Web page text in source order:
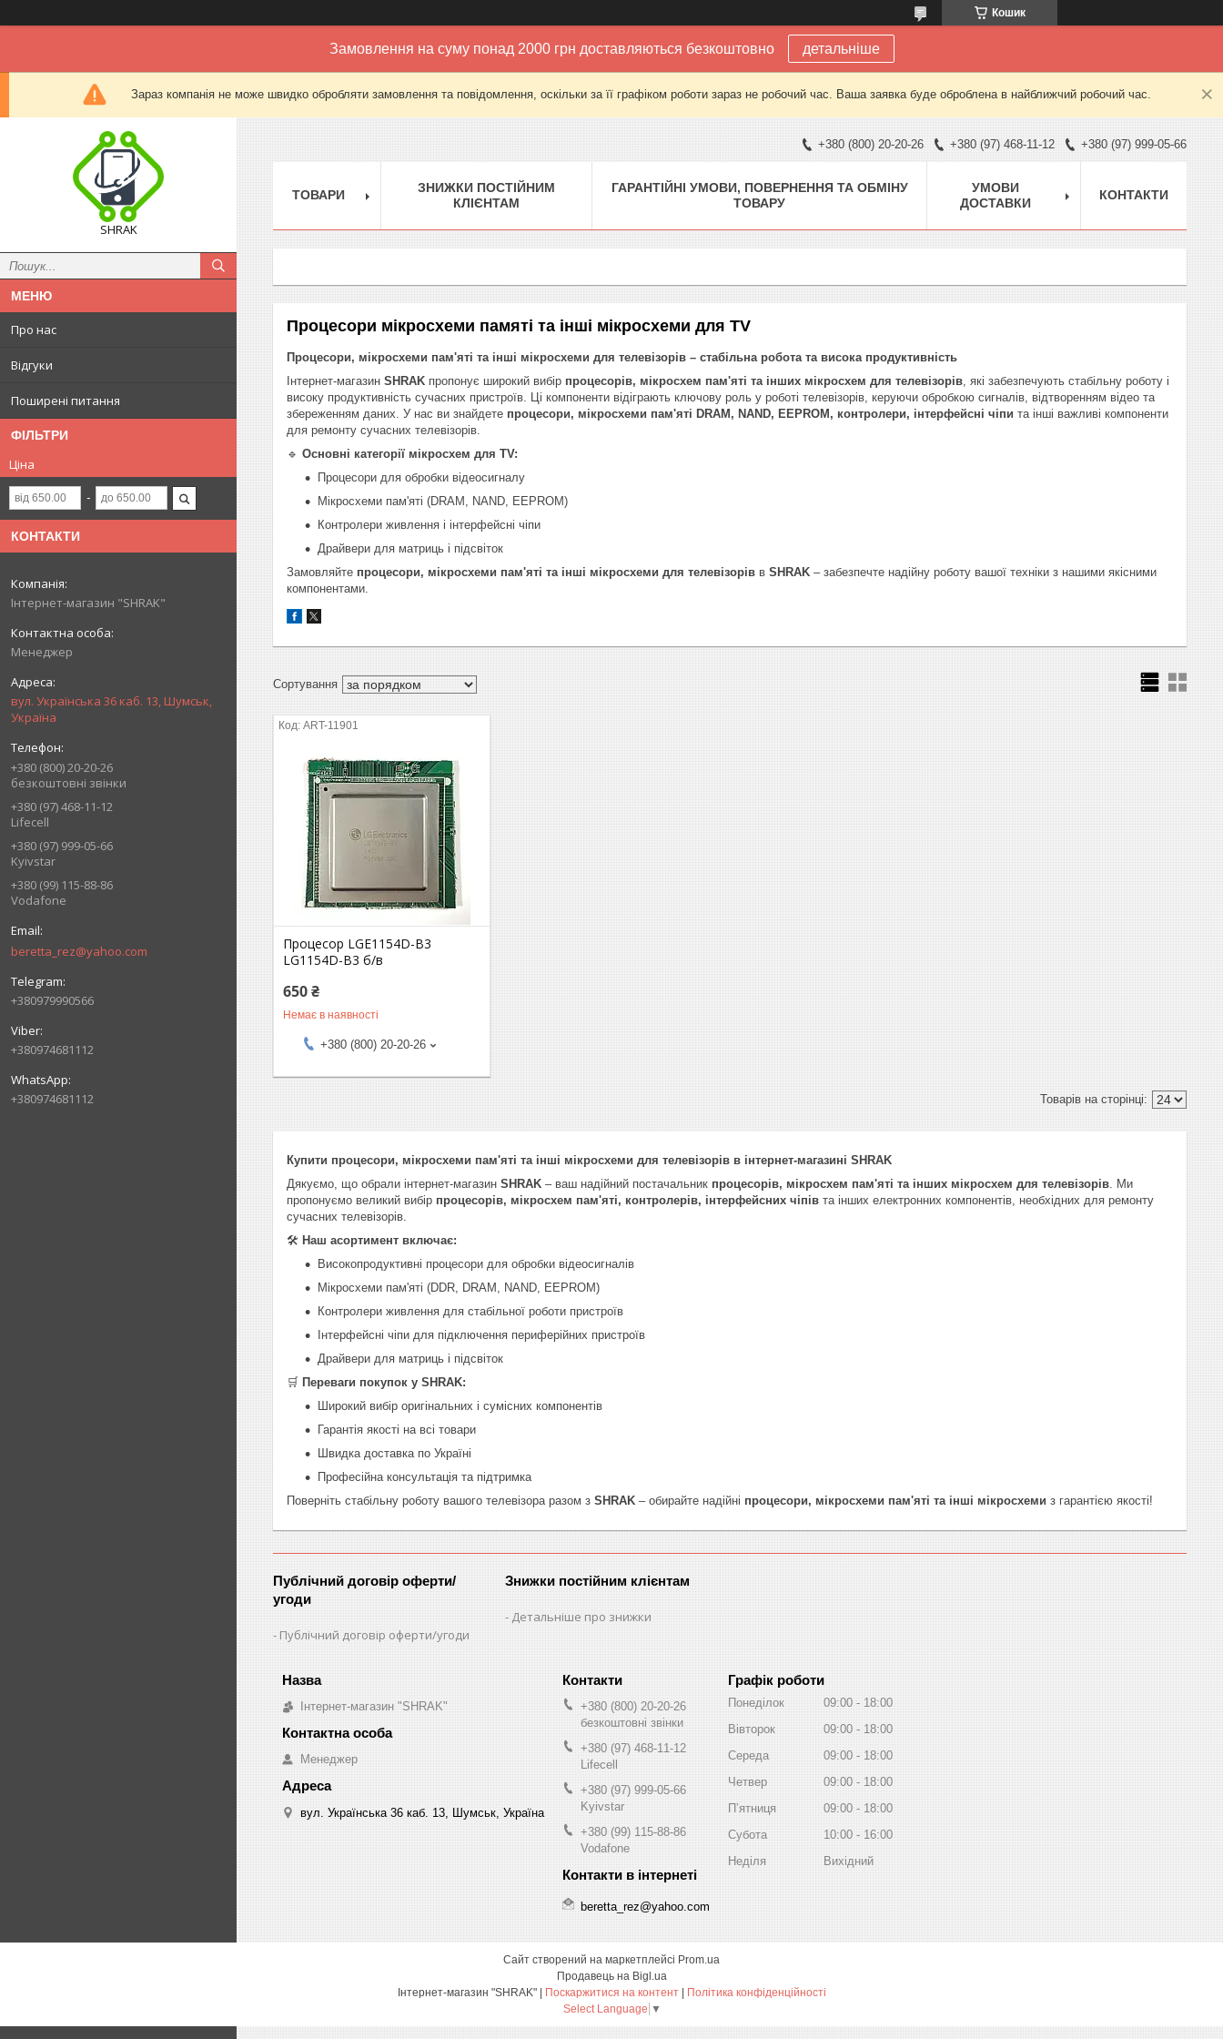
Кошик
Замовлення на суму понад 2000 грн доставляються безкоштовно детальніше
Зараз компанія не може швидко обробляти замовлення та повідомлення, оскільки за її графіком роботи зараз не робочий час. Ваша заявка буде оброблена в найближчий робочий час.
SHRAK
Про нас
Відгуки
Поширені питання
ФІЛЬТРИ
Ціна
КОНТАКТИ
Інтернет-магазин "SHRAK"
Менеджер
вул. Українська 36 каб. 13, Шумськ,
Україна
+380 (800) 20-20-26
безкоштовні звінки
+380 (97) 468-11-12
Lifecell
+380 (97) 999-05-66
Kyivstar
+380 (99) 115-88-86
Vodafone
beretta_rez@yahoo.com
+380979990566
+380974681112
+380974681112
+380 (800) 20-20-26 +380 (97) 468-11-12 +380 (97) 999-05-66
ТОВАРИ
ЗНИЖКИ ПОСТІЙНИМ
КЛІЄНТАМ
ГАРАНТІЙНІ УМОВИ, ПОВЕРНЕННЯ ТА ОБМІНУ
ТОВАРУ
УМОВИ
ДОСТАВКИ
КОНТАКТИ
Процесори мікросхеми памяті та інші мікросхеми для TV
Процесори, мікросхеми пам'яті та інші мікросхеми для телевізорів – стабільна робота та висока продуктивність
Інтернет-магазин SHRAK пропонує широкий вибір процесорів, мікросхем пам'яті та інших мікросхем для телевізорів , які забезпечують стабільну роботу і
високу продуктивність сучасних пристроїв. Ці компоненти відіграють ключову роль у роботі телевізорів, керуючи обробкою сигналів, відтворенням відео та
збереженням даних. У нас ви знайдете процесори, мікросхеми пам'яті DRAM, NAND, EEPROM, контролери, інтерфейсні чіпи та інші важливі компоненти
для ремонту сучасних телевізорів.
🔹 Основні категорії мікросхем для TV:
Процесори для обробки відеосигналу
Мікросхеми пам'яті (DRAM, NAND, EEPROM)
Контролери живлення і інтерфейсні чіпи
Драйвери для матриць і підсвіток
Замовляйте процесори, мікросхеми пам'яті та інші мікросхеми для телевізорів в SHRAK – забезпечте надійну роботу вашої техніки з нашими якісними
компонентами.
ART-11901
Процесор LGE1154D-B3
LG1154D-B3 б/в
650 ₴
Немає в наявності
+380 (800) 20-20-26
Купити процесори, мікросхеми пам'яті та інші мікросхеми для телевізорів в інтернет-магазині SHRAK
Дякуємо, що обрали інтернет-магазин SHRAK – ваш надійний постачальник процесорів, мікросхем пам'яті та інших мікросхем для телевізорів . Ми
пропонуємо великий вибір процесорів, мікросхем пам'яті, контролерів, інтерфейсних чіпів та інших електронних компонентів, необхідних для ремонту
сучасних телевізорів.
🛠️ Наш асортимент включає:
Високопродуктивні процесори для обробки відеосигналів
Мікросхеми пам'яті (DDR, DRAM, NAND, EEPROM)
Контролери живлення для стабільної роботи пристроїв
Інтерфейсні чіпи для підключення периферійних пристроїв
Драйвери для матриць і підсвіток
🛒 Переваги покупок у SHRAK:
Широкий вибір оригінальних і сумісних компонентів
Гарантія якості на всі товари
Швидка доставка по Україні
Професійна консультація та підтримка
Поверніть стабільну роботу вашого телевізора разом з SHRAK – обирайте надійні процесори, мікросхеми пам'яті та інші мікросхеми з гарантією якості!
Публічний договір оферти/
угоди
Публічний договір оферти/угоди
Знижки постійним клієнтам
Детальніше про знижки
Інтернет-магазин "SHRAK"
Менеджер
вул. Українська 36 каб. 13, Шумськ, Україна
+380 (800) 20-20-26
безкоштовні звінки
+380 (97) 468-11-12
Lifecell
+380 (97) 999-05-66
Kyivstar
+380 (99) 115-88-86
Vodafone
beretta_rez@yahoo.com
Графік роботи
Понеділок 09:00
18:00
Вівторок
09:00
18:00
Середа
09:00
18:00
Четвер
09:00
18:00
Пʼятниця
09:00
18:00
Субота
10:00
16:00
Неділя
Вихідний
Сайт створений на маркетплейсі Prom.ua
Продавець на Bigl.ua
Інтернет-магазин "SHRAK" | Поскаржитися на контент | Політика конфіденційності
Select Language ▼